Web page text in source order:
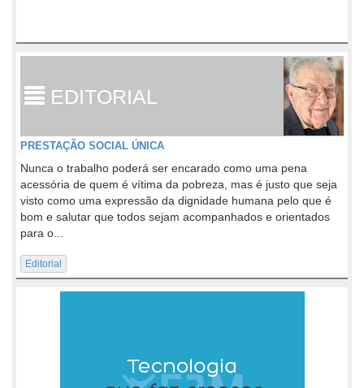
EDITORIAL
PRESTAÇÃO SOCIAL ÚNICA
Nunca o trabalho poderá ser encarado como uma pena
acessória de quem é vítima da pobreza, mas é justo que seja
visto como uma expressão da dignidade humana pelo que é
bom e salutar que todos sejam acompanhados e orientados
para o...
Editorial